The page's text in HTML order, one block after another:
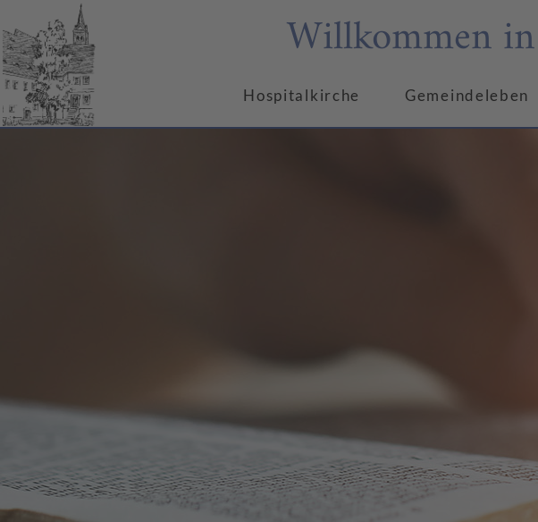
Willkommen
Hospitalkirche Gemeindeleben